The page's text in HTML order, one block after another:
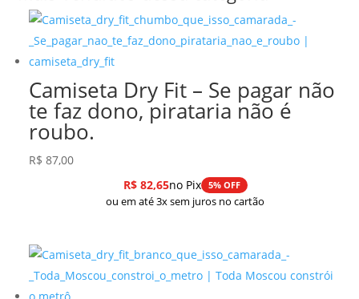
Camiseta Dry Fit – Se pagar não
te faz dono, pirataria não é
roubo.
R$ 87,00
R$82,65no Pix 5% OFF
ou em até 3x sem juros no cartão